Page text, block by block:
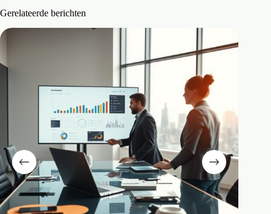
Gerelateerde berichten